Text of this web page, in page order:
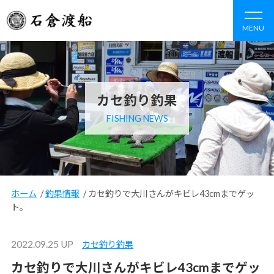
MENU
カセ釣り釣果
FISHING NEWS
ホーム /釣果情報 /カセ釣りで大川さんがキビレ43cmまでゲッ
ト。
2022.09.25 UP カセ釣り釣果
カセ釣りで大川さんがキビレ43cmまでゲッ